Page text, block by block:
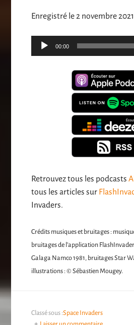
Enregistré le 2 novembre
Lecteur
audio
00:00
Retrouvez tous les podcasts
tous les articles sur
Invaders.
Crédits musiques et bruitages :
bruitages de l’application
Galaga Namco 1981, bruitages Star
illustrations : © Sébastien Mougey.
Classé sous :Space Invaders